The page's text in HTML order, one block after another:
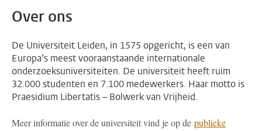
Over ons
De Universiteit Leiden, in 1575 opgericht, is een van
Europa’s meest vooraanstaande internationale
onderzoeksuniversiteiten. De universiteit heeft ruim
32.000 studenten en 7.100 medewerkers. Haar motto is
Praesidium Libertatis – Bolwerk van Vrijheid.
Meer informatie over de universiteit vind je op de publieke